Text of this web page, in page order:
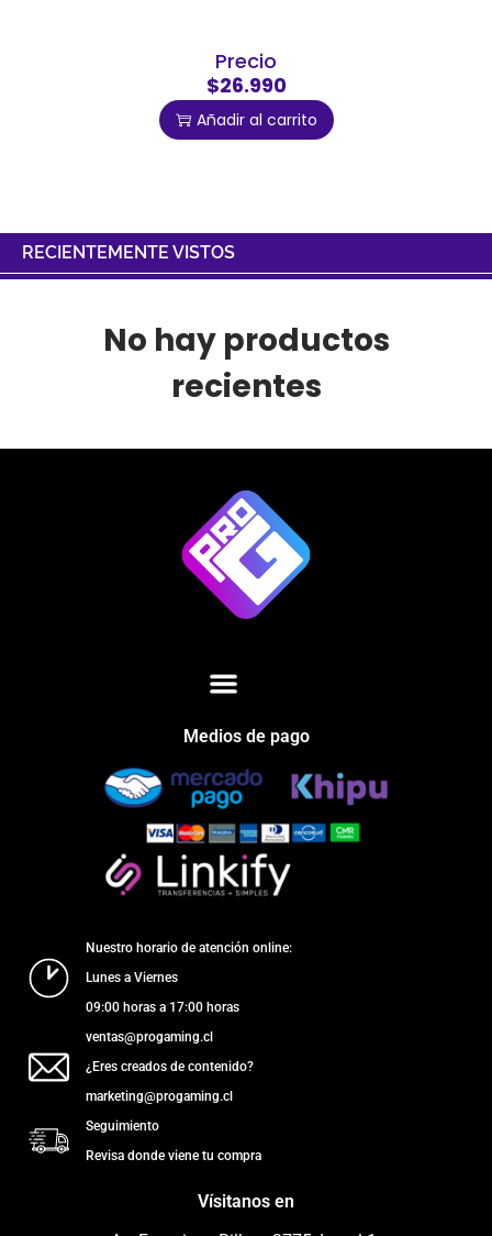
Precio
$26.990
Añadir al carrito
RECIENTEMENTE VISTOS
No hay productos
recientes
Medios de pago
Nuestro horario de atención online:
Lunes a Viernes
09:00 horas a 17:00 horas
ventas@progaming.cl
¿Eres creados de contenido?
marketing@progaming.cl
Seguimiento
Revisa donde viene tu compra
Vísitanos en